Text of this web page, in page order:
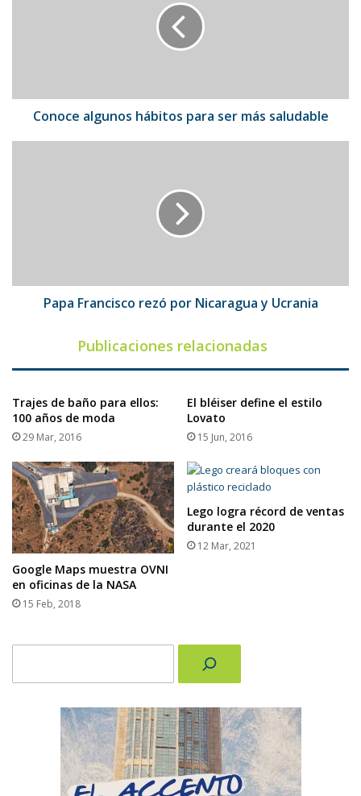
Conoce algunos hábitos para ser más saludable
Papa Francisco rezó por Nicaragua y Ucrania
Publicaciones relacionadas
Trajes de baño para ellos:
100 años de moda
29 Mar, 2016
El bléiser define el estilo
Lovato
15 Jun, 2016
Google Maps muestra OVNI
en oficinas de la NASA
15 Feb, 2018
Lego logra récord de ventas
durante el 2020
12 Mar, 2021